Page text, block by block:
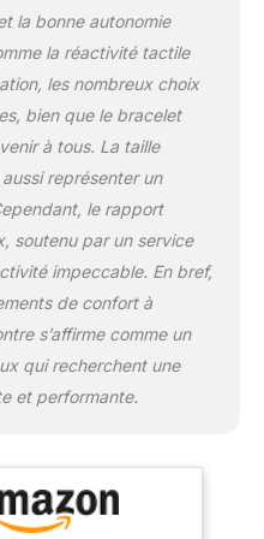
de contenu
grand, clair et
La luminosité
est réglable et
de la montre
reste très
même à
La montre
est également
avec une lampe de
qui peut vous
de la lumière
dans un
sombre.
de 730 mAh,
dispose d'une
de grande
la bonne autonomie
la réactivité tactile
les nombreux choix
bien que le bracelet
à tous. La taille
représenter un
le rapport
soutenu par un service
impeccable. En bref,
de confort à
s’affirme comme un
qui recherchent une
et performante.